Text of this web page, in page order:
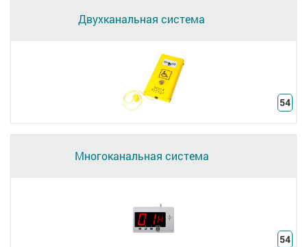
Двухканальная система
54
Многоканальная система
54